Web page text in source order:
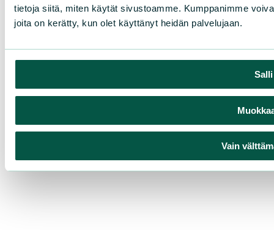
tietoja siitä, miten käytät sivustoamme. Kumppanimme
joita on kerätty, kun olet käyttänyt heidän palvelujaan.
Vain